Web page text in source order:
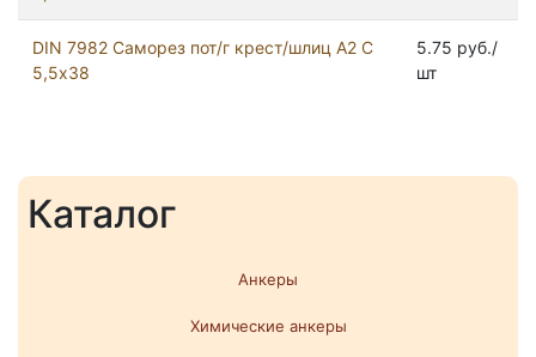
Каталог
Анкеры
Химические анкеры
DIN 7982 Саморез пот/г крест/шлиц А2 С
5,5х38
5.75 руб./
шт